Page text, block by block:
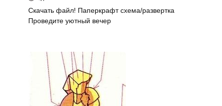
Скачать файл! Паперкрафт схема/развертка
Проведите уютный вечер